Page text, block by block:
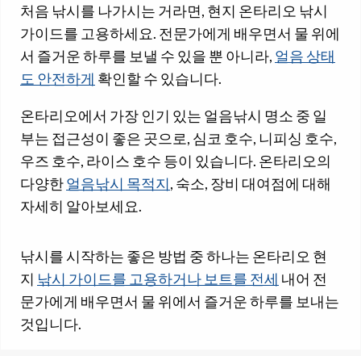
처음 낚시를 나가시는 거라면, 현지 온타리오 낚시
가이드를 고용하세요. 전문가에게 배우면서 물 위에
서 즐거운 하루를 보낼 수 있을 뿐 아니라, 얼음 상태
도 안전하게 확인할 수 있습니다.
온타리오에서 가장 인기 있는 얼음낚시 명소 중 일
부는 접근성이 좋은 곳으로, 심코 호수, 니피싱 호수,
우즈 호수, 라이스 호수 등이 있습니다. 온타리오의
다양한얼음낚시 목적지, 숙소, 장비 대여점에 대해
자세히 알아보세요.
낚시를 시작하는 좋은 방법 중 하나는 온타리오 현
지 낚시 가이드를 고용하거나 보트를 전세 내어 전
문가에게 배우면서 물 위에서 즐거운 하루를 보내는
것입니다.